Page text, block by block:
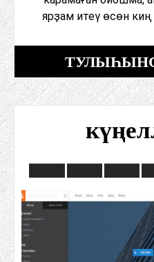
ярҙам итеү өсөн